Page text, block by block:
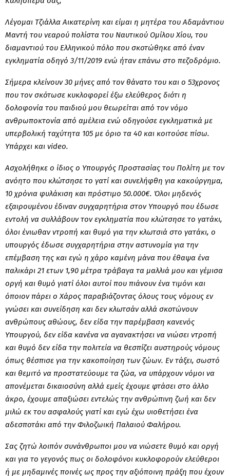
Λέγομαι Τζιάλλα Αικατερίνη και είμαι η μητέρα του Αδαμάντιου
Μαντή του νεαρού πολίστα του Ναυτικού Ομίλου Χίου, του
διαμαντιού του Ελληνικού πόλο που σκοτώθηκε από έναν
εγκληματία οδηγό 3/11/2019 ενώ ήταν επάνω στο πεζοδρόμιο.
Σήμερα κλείνουν 30 μήνες από τον θάνατο του και ο 53χρονος
που τον σκότωσε κυκλοφορεί έξω ελεύθερος διότι η
δολοφονία του παιδιού μου θεωρείται από τον νόμο
ανθρωποκτονία από αμέλεια ενώ οδηγούσε εγκληματικά με
υπερβολική ταχύτητα 105 με όριο τα 40 και κοιτούσε πίσω.
Υπάρχει και video.
Ασχολήθηκε ο ίδιος ο Υπουργός Προστασίας του Πολίτη με τον
ανόητο που κλώτσησε το γατί και συνελήφθη για κακούργημα,
10 χρόνια φυλάκιση και πρόστιμο 50.000€. Όλοι μηδενός
εξαιρουμένου έδιναν συγχαρητήρια στον Υπουργό που έδωσε
εντολή να συλλάβουν τον εγκληματία που κλώτσησε το γατάκι,
όλοι ένιωθαν ντροπή και θυμό για την κλωτσιά στο γατάκι, ο
υπουργός έδωσε συγχαρητήρια στην αστυνομία για την
επέμβαση της και εγώ η χάρο καμένη μάνα που έθαψα ένα
παλικάρι 21 ετων 1,90 μέτρα τράβαγα τα μαλλιά μου και γέμισα
οργή και θυμό γιατί όλοι αυτοί που πιάνουν ένα τιμόνι και
όποιον πάρει ο Χάρος παραβιάζοντας όλους τους νόμους εν
γνώσει και συνείδηση και δεν κλωτσάν αλλά σκοτώνουν
ανθρώπους αθώους, δεν είδα την παρέμβαση κανενός
Υπουργού, δεν είδα κανένα να αγανακτήσει να νιώσει ντροπή
και θυμό δεν είδα την πολιτεία να θεσπίζει αυστηρούς νόμους
όπως θέσπισε για την κακοποίηση των ζώων. Εν τάξει, σωστό
και θεμιτό να προστατεύουμε τα ζώα, να υπάρχουν νόμοι να
απονέμεται δικαιοσύνη αλλά εμείς έχουμε φτάσει στο άλλο
άκρο, έχουμε απαξιώσει εντελώς την ανθρώπινη ζωή και δεν
μιλώ εκ του ασφαλούς γιατί και εγώ έχω υιοθετήσει ένα
αδεσποτάκι από την Φιλοζωική Παλαιού Φαλήρου.
Σας ζητώ λοιπόν συνάνθρωποι μου να νιώσετε θυμό και οργή
και για το γεγονός πως οι δολοφόνοι κυκλοφορούν ελεύθεροι
ή με μηδαμινές ποινές ως προς την αξιόποινη πράξη που έχουν